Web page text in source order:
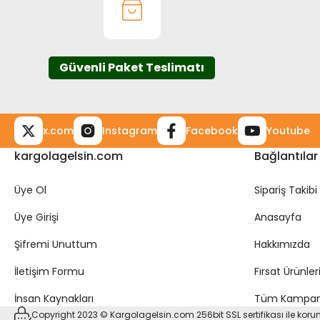
Ürün fiyatı diğer sitelerden daha pahalı.
Güvenli Paket Teslimatı
x.com Instagram Facebook Youtube
kargolagelsin.com
Üye Ol
Üye Girişi
Şifremi Unuttum
İletişim Formu
İnsan Kaynakları
Bağlantılar
Sipariş Takibi
Anasayfa
Hakkımızda
Fırsat Ürünleri
Tüm
Copyright 2023 © Kargolagelsin.com 256bit SSL sertifikası ile